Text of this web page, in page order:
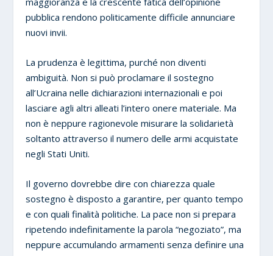
pubblica rendono politicamente difficile annunciare
nuovi invii.
La prudenza è legittima, purché non diventi
ambiguità. Non si può proclamare il sostegno
all’Ucraina nelle dichiarazioni internazionali e poi
lasciare agli altri alleati l’intero onere materiale. Ma
non è neppure ragionevole misurare la solidarietà
soltanto attraverso il numero delle armi acquistate
negli Stati Uniti.
Il governo dovrebbe dire con chiarezza quale
sostegno è disposto a garantire, per quanto tempo
e con quali finalità politiche. La pace non si prepara
ripetendo indefinitamente la parola “negoziato”, ma
neppure accumulando armamenti senza definire una